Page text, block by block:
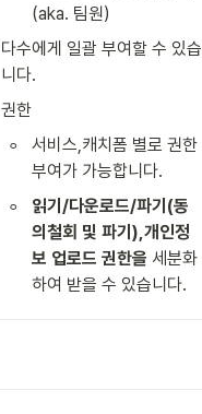
(aka. 팀원)
다수에게 일괄 부여할 수 있습
니다.
권한
◦
서비스,캐치폼 별로 권한
부여가 가능합니다.
◦
읽기/다운로드/파기(동
의철회 및 파기),개인정
보 업로드 권한을 세분화
하여 받을 수 있습니다.